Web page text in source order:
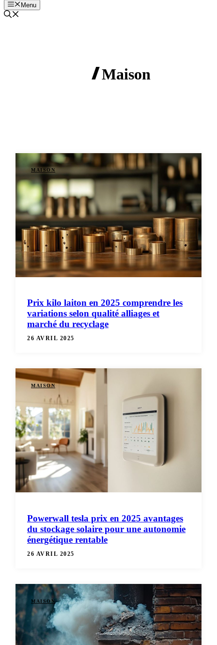
Menu
Maison
MAISON
Prix kilo laiton en 2025 comprendre les
variations selon qualité alliages et
marché du recyclage
26 AVRIL 2025
MAISON
Powerwall tesla prix en 2025 avantages
du stockage solaire pour une autonomie
énergétique rentable
26 AVRIL 2025
MAISON